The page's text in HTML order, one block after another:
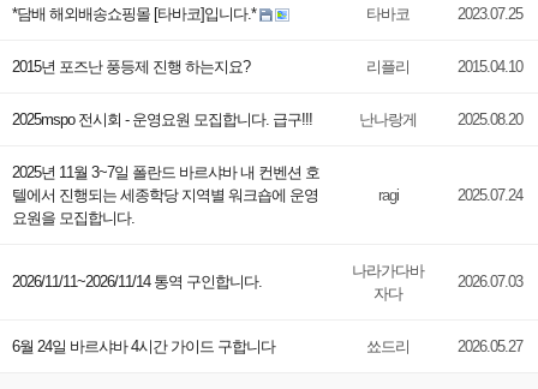
*담배 해외배송쇼핑몰 [타바코]입니다.* 타바코 2023.07.25
2015년 포즈난 풍등제 진행 하는지요? 리플리 2015.04.10
2025mspo 전시회 - 운영요원 모집합니다. 급구!!! 난나랑게 2025.08.20
2025년 11월 3~7일 폴란드 바르샤바 내 컨벤션 호
텔에서 진행되는 세종학당 지역별 워크숍에 운영
요원을 모집합니다.
ragi 2025.07.24
2026/11/11~2026/11/14 통역 구인합니다.
나라가다바
자다
2026.07.03
6월 24일 바르샤바 4시간 가이드 구합니다 쑈드리 2026.05.27